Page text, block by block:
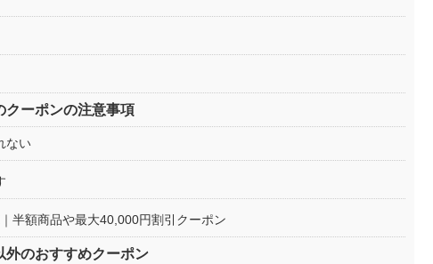
クーポンの注意事項
ない
半額商品や最大40,000円割引クーポン
外のおすすめクーポン